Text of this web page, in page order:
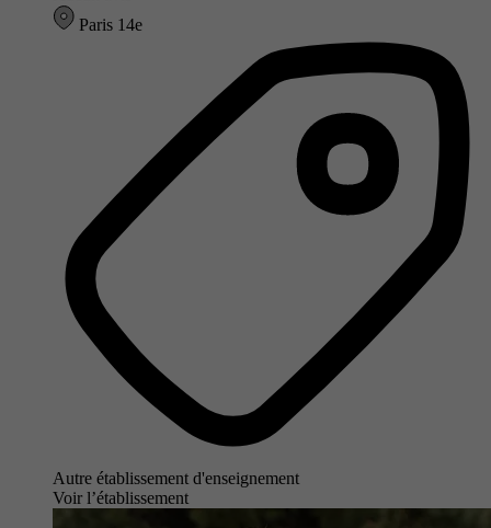
Paris 14e
Autre établissement d'enseignement
Voir l’établissement